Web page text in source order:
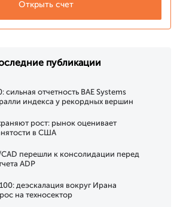
Открыть счет
публикации
сильная отчетность BAE Systems
индекса у рекордных вершин
рост: рынок оценивает
в США
CAD перешли к консолидации перед
ADP
деэскалация вокруг Ирана
на техносектор